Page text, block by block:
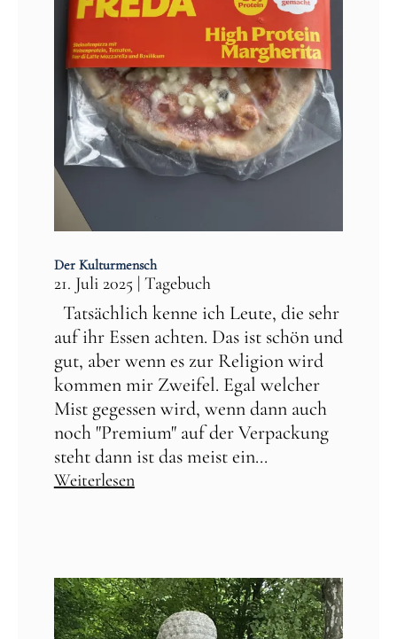
Der Kulturmensch
21. Juli 2025 | Tagebuch
Tatsächlich kenne ich Leute, die sehr
auf ihr Essen achten. Das ist schön und
gut, aber wenn es zur Religion wird
kommen mir Zweifel. Egal welcher
Mist gegessen wird, wenn dann auch
noch "Premium" auf der Verpackung
steht dann ist das meist ein...
Weiterlesen